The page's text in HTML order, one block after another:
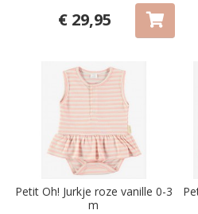
€ 29,95
Petit Oh! Jurkje roze vanille 0-3
m